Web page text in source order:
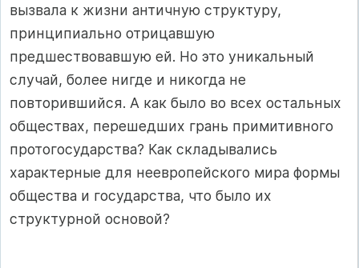
вызвала к жизни античную структуру,
принципиально отрицавшую
предшествовавшую ей. Но это уникальный
случай, более нигде и никогда не
повторившийся. А как было во всех остальных
обществах, перешедших грань примитивного
протогосударства? Как складывались
характерные для неевропейского мира формы
общества и государства, что было их
структурной основой?